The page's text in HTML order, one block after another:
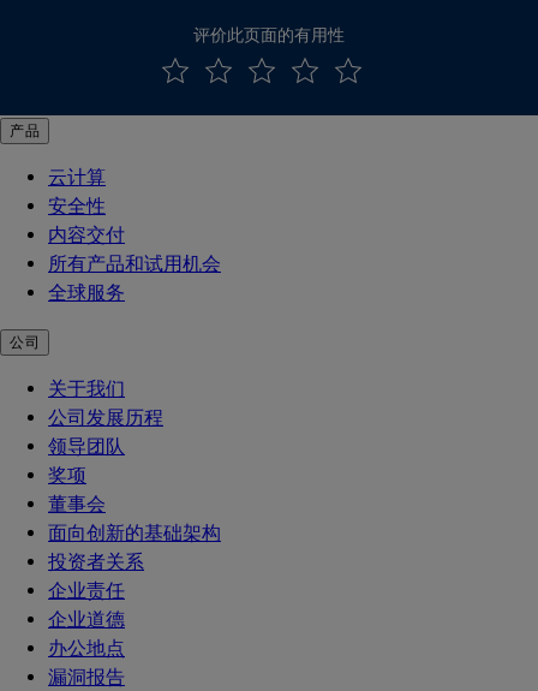
评价此页面的有用性
产品
云计算
安全性
内容交付
所有产品和试用机会
全球服务
公司
关于我们
公司发展历程
领导团队
奖项
董事会
面向创新的基础架构
投资者关系
企业责任
企业道德
办公地点
漏洞报告